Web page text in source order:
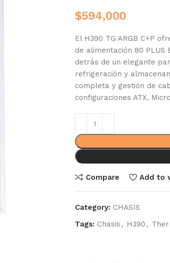
$594,000
El H390 TG ARGB C+P
de alimentación 80 PLUS
detrás de un elegante
refrigeración y
completa y gestión de
configuraciones ATX,
Compare Add to
Category: CHASIS
Tags: Chasis , H390 ,